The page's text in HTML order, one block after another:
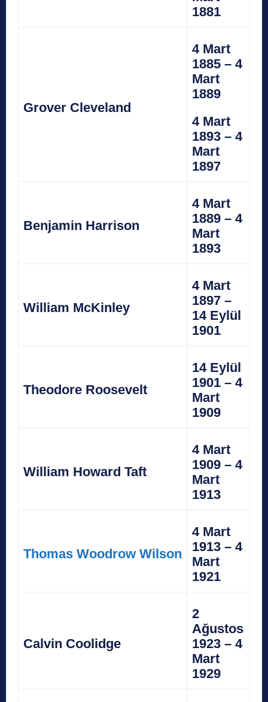
1881
Grover Cleveland
4 Mart
1885 – 4
Mart
1889
4 Mart
1893 – 4
Mart
1897
Benjamin Harrison
4 Mart
1889 – 4
Mart
1893
William McKinley
4 Mart
1897 –
14 Eylül
1901
Theodore Roosevelt
14 Eylül
1901 – 4
Mart
1909
William Howard Taft
4 Mart
1909 – 4
Mart
1913
Thomas Woodrow Wilson
4 Mart
1913 – 4
Mart
1921
Calvin Coolidge
2
Ağustos
1923 – 4
Mart
1929